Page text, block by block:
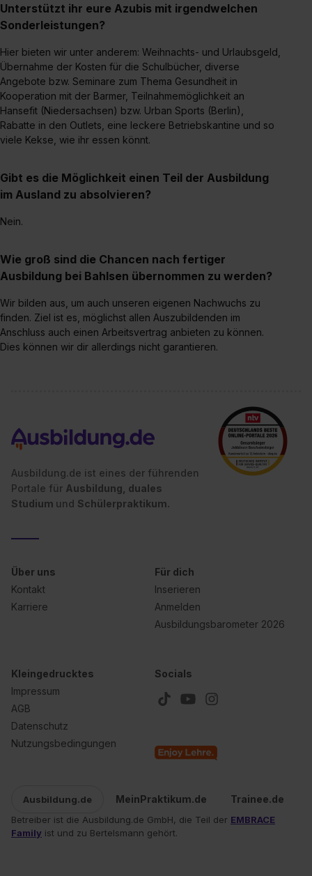
Unterstützt ihr eure Azubis mit irgendwelchen
Sonderleistungen?
Hier bieten wir unter anderem: Weihnachts- und Urlaubsgeld,
Übernahme der Kosten für die Schulbücher, diverse
Angebote bzw. Seminare zum Thema Gesundheit in
Kooperation mit der Barmer, Teilnahmemöglichkeit an
Hansefit (Niedersachsen) bzw. Urban Sports (Berlin),
Rabatte in den Outlets, eine leckere Betriebskantine und so
viele Kekse, wie ihr essen könnt.
Gibt es die Möglichkeit einen Teil der Ausbildung
im Ausland zu absolvieren?
Nein.
Wie groß sind die Chancen nach fertiger
Ausbildung bei Bahlsen übernommen zu werden?
Wir bilden aus, um auch unseren eigenen Nachwuchs zu
finden. Ziel ist es, möglichst allen Auszubildenden im
Anschluss auch einen Arbeitsvertrag anbieten zu können.
Dies können wir dir allerdings nicht garantieren.
Ausbildung.de ist eines der führenden
Portale für Ausbildung, duales
Studium und Schülerpraktikum.
Über uns
Kontakt
Karriere
Für dich
Inserieren
Anmelden
Ausbildungsbarometer 2026
Kleingedrucktes
Impressum
AGB
Datenschutz
Nutzungsbedingungen
Socials
Ausbildung.de MeinPraktikum.de Trainee.de
Betreiber ist die Ausbildung.de GmbH, die Teil der EMBRACE
Family ist und zu Bertelsmann gehört.